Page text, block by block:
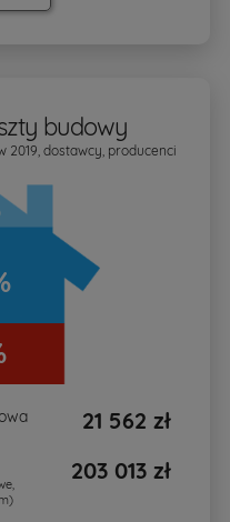
budowy
2019, dostawcy, producenci
21 562 zł
203 013 zł